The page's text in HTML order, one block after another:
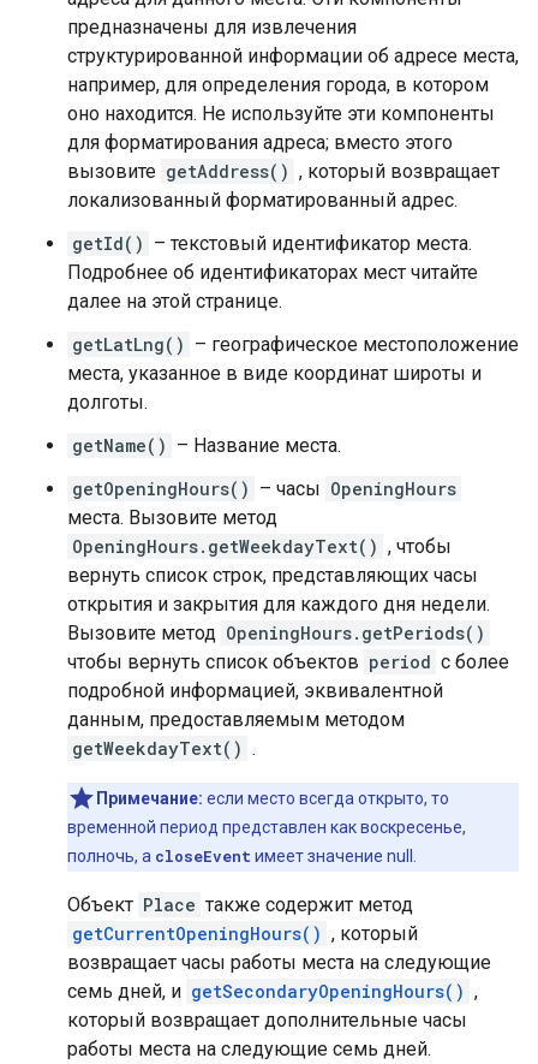
предназначены для извлечения
структурированной информации об адресе места,
например, для определения города, в котором
оно находится. Не используйте эти компоненты
для форматирования адреса; вместо этого
вызовите getAddress() , который возвращает
локализованный форматированный адрес.
getId() – текстовый идентификатор места.
Подробнее об идентификаторах мест читайте
далее на этой странице.
getLatLng() – географическое местоположение
места, указанное в виде координат широты и
долготы.
getName() – Название места.
getOpeningHours() – часы OpeningHours
места. Вызовите метод
OpeningHours.getWeekdayText() , чтобы
вернуть список строк, представляющих часы
открытия и закрытия для каждого дня недели.
Вызовите метод OpeningHours.getPeriods()
чтобы вернуть список объектов period с более
подробной информацией, эквивалентной
данным, предоставляемым методом
getWeekdayText() .
Примечание: если место всегда открыто, то
временной период представлен как воскресенье,
полночь, а closeEvent имеет значение null.
Объект Place также содержит метод
getCurrentOpeningHours() , который
возвращает часы работы места на следующие
семь дней, и getSecondaryOpeningHours() ,
который возвращает дополнительные часы
работы места на следующие семь дней.